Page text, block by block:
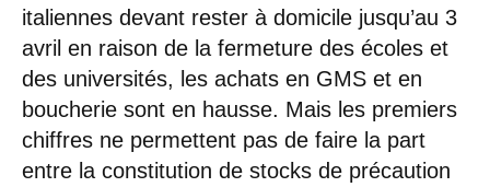
italiennes devant rester à domicile jusqu’au 3
avril en raison de la fermeture des écoles et
des universités, les achats en GMS et en
boucherie sont en hausse. Mais les premiers
chiffres ne permettent pas de faire la part
entre la constitution de stocks de précaution